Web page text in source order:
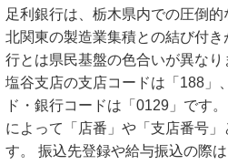
足利銀行は、栃木県内での圧倒的
北関東の製造業集積との結び付
行とは県民基盤の色合いが異なり
塩谷支店の支店コードは「188」
ド・銀行コードは「0129」です
によって「店番」や「支店番号
す。 振込先登録や給与振込の際